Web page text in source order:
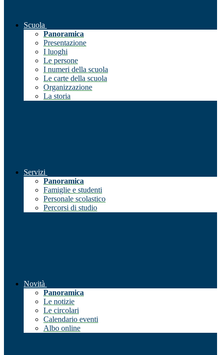
Scuola
Panoramica
Presentazione
I luoghi
Le persone
I numeri della scuola
Le carte della scuola
Organizzazione
La storia
Servizi
Panoramica
Famiglie e studenti
Personale scolastico
Percorsi di studio
Novità
Panoramica
Le notizie
Le circolari
Calendario eventi
Albo online